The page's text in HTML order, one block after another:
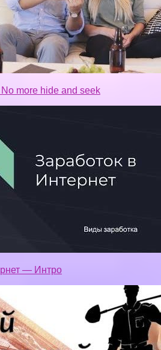
more hide and seek
— Интро